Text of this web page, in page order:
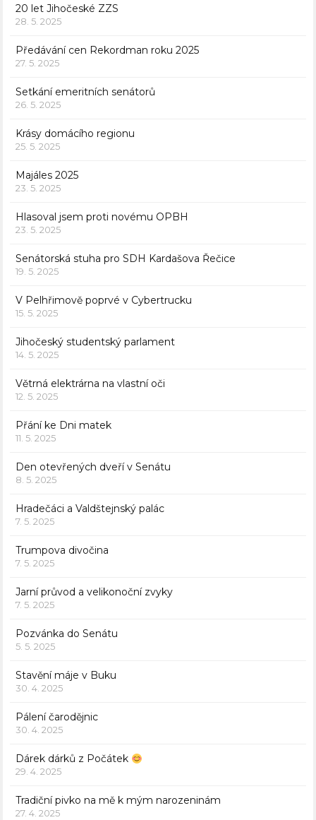
20 let Jihočeské ZZS
28. 5. 2025
Předávání cen Rekordman roku 2025
27. 5. 2025
Setkání emeritních senátorů
26. 5. 2025
Krásy domácího regionu
25. 5. 2025
Majáles 2025
23. 5. 2025
Hlasoval jsem proti novému OPBH
23. 5. 2025
Senátorská stuha pro SDH Kardašova Řečice
19. 5. 2025
V Pelhřimově poprvé v Cybertrucku
15. 5. 2025
Jihočeský studentský parlament
14. 5. 2025
Větrná elektrárna na vlastní oči
12. 5. 2025
Přání ke Dni matek
11. 5. 2025
Den otevřených dveří v Senátu
8. 5. 2025
Hradečáci a Valdštejnský palác
7. 5. 2025
Trumpova divočina
7. 5. 2025
Jarní průvod a velikonoční zvyky
7. 5. 2025
Pozvánka do Senátu
5. 5. 2025
Stavění máje v Buku
30. 4. 2025
Pálení čarodějnic
30. 4. 2025
Dárek dárků z Počátek
29. 4. 2025
Tradiční pivko na mě k mým narozeninám
27. 4. 2025